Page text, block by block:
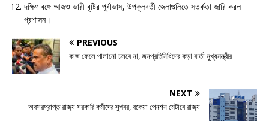
দক্ষিণ বঙ্গে আজও ভারী বৃষ্টির পূর্বাভাস, উপকূলবর্তী জেলাগুলিতে সতর্কতা জারি করল
প্রশাসন।
PREVIOUS
কাজ ফেলে পালানো চলবে না, জনপ্রতিনিধিদের কড়া বার্তা মুখ্যমন্ত্রীর
NEXT
অবসরপ্রাপ্ত রাজ্য সরকারি কর্মীদের সুখবর, বকেয়া পেনশন মেটাবে রাজ্য